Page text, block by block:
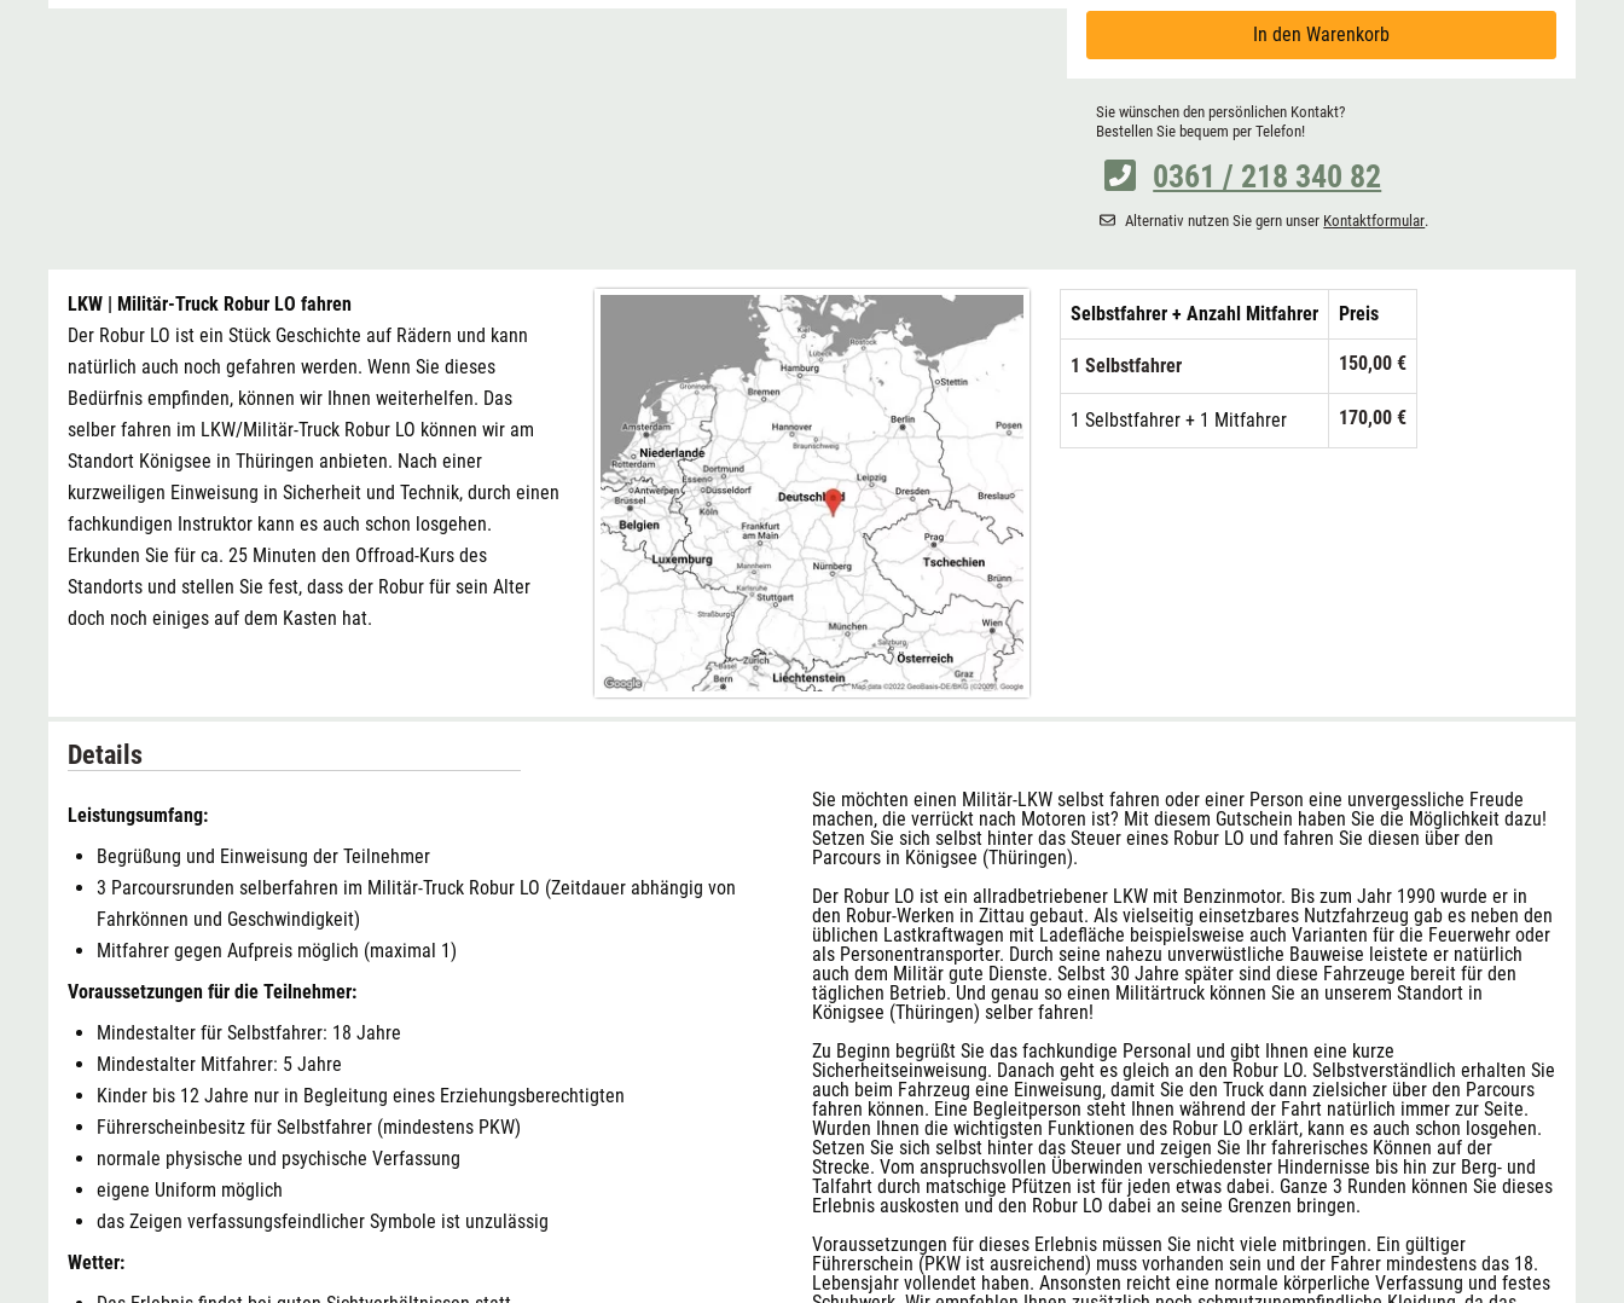
In den Warenkorb
Sie wünschen den persönlichen Kontakt?
Bestellen Sie bequem per Telefon!
0361 / 218 340 82
Alternativ nutzen Sie gern unser Kontaktformular.
LKW | Militär-Truck Robur LO fahren
Der Robur LO ist ein Stück Geschichte auf Rädern und kann
natürlich auch noch gefahren werden. Wenn Sie dieses
Bedürfnis empfinden, können wir Ihnen weiterhelfen. Das
selber fahren im LKW/Militär-Truck Robur LO können wir am
Standort Königsee in Thüringen anbieten. Nach einer
kurzweiligen Einweisung in Sicherheit und Technik, durch einen
fachkundigen Instruktor kann es auch schon losgehen.
Erkunden Sie für ca. 25 Minuten den Offroad-Kurs des
Standorts und stellen Sie fest, dass der Robur für sein Alter
doch noch einiges auf dem Kasten hat.
Selbstfahrer + Anzahl Mitfahrer Preis
1 Selbstfahrer 150,00 €
1 Selbstfahrer + 1 Mitfahrer 170,00 €
Details
Leistungsumfang:
Begrüßung und Einweisung der Teilnehmer
3 Parcoursrunden selberfahren im Militär-Truck Robur LO (Zeitdauer abhängig von
Fahrkönnen und Geschwindigkeit)
Mitfahrer gegen Aufpreis möglich (maximal 1)
Voraussetzungen für die Teilnehmer:
Mindestalter für Selbstfahrer: 18 Jahre
Mindestalter Mitfahrer: 5 Jahre
Kinder bis 12 Jahre nur in Begleitung eines Erziehungsberechtigten
Führerscheinbesitz für Selbstfahrer (mindestens PKW)
normale physische und psychische Verfassung
eigene Uniform möglich
das Zeigen verfassungsfeindlicher Symbole ist unzulässig
Wetter:
Sie möchten einen Militär-LKW selbst fahren oder einer Person eine unvergessliche Freude
machen, die verrückt nach Motoren ist? Mit diesem Gutschein haben Sie die Möglichkeit dazu!
Setzen Sie sich selbst hinter das Steuer eines Robur LO und fahren Sie diesen über den
Parcours in Königsee (Thüringen).
Der Robur LO ist ein allradbetriebener LKW mit Benzinmotor. Bis zum Jahr 1990 wurde er in
den Robur-Werken in Zittau gebaut. Als vielseitig einsetzbares Nutzfahrzeug gab es neben den
üblichen Lastkraftwagen mit Ladefläche beispielsweise auch Varianten für die Feuerwehr oder
als Personentransporter. Durch seine nahezu unverwüstliche Bauweise leistete er natürlich
auch dem Militär gute Dienste. Selbst 30 Jahre später sind diese Fahrzeuge bereit für den
täglichen Betrieb. Und genau so einen Militärtruck können Sie an unserem Standort in
Königsee (Thüringen) selber fahren!
Zu Beginn begrüßt Sie das fachkundige Personal und gibt Ihnen eine kurze
Sicherheitseinweisung. Danach geht es gleich an den Robur LO. Selbstverständlich erhalten Sie
auch beim Fahrzeug eine Einweisung, damit Sie den Truck dann zielsicher über den Parcours
fahren können. Eine Begleitperson steht Ihnen während der Fahrt natürlich immer zur Seite.
Wurden Ihnen die wichtigsten Funktionen des Robur LO erklärt, kann es auch schon losgehen.
Setzen Sie sich selbst hinter das Steuer und zeigen Sie Ihr fahrerisches Können auf der
Strecke. Vom anspruchsvollen Überwinden verschiedenster Hindernisse bis hin zur Berg- und
Talfahrt durch matschige Pfützen ist für jeden etwas dabei. Ganze 3 Runden können Sie dieses
Erlebnis auskosten und den Robur LO dabei an seine Grenzen bringen.
Voraussetzungen für dieses Erlebnis müssen Sie nicht viele mitbringen. Ein gültiger
Führerschein (PKW ist ausreichend) muss vorhanden sein und der Fahrer mindestens das 18.
Lebensjahr vollendet haben. Ansonsten reicht eine normale körperliche Verfassung und festes